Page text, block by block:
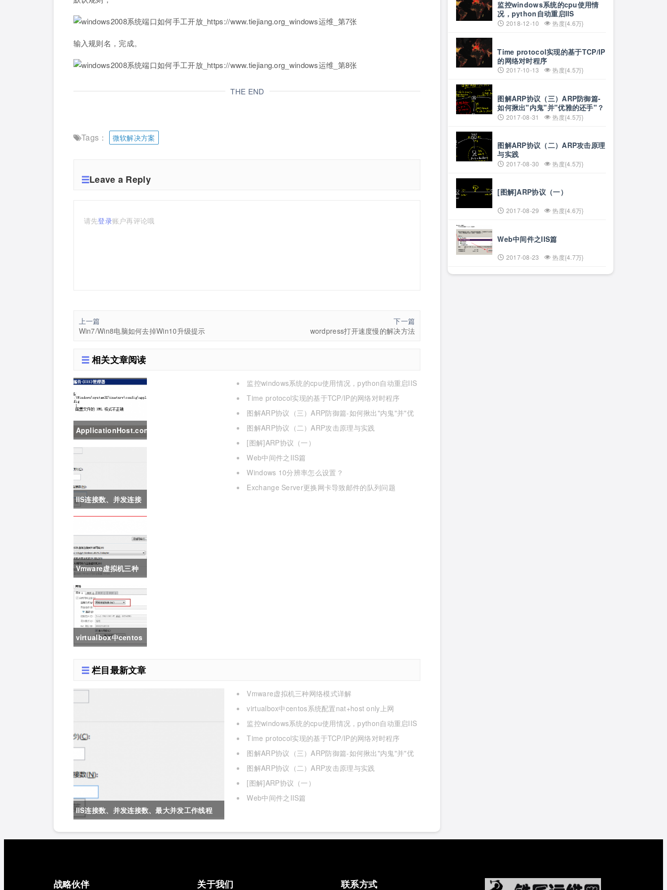
输入规则名，完成。
THE END
Tags： 微软解决方案
Leave a Reply
请先登录账户再评论哦
上一篇
Win7/Win8电脑如何去掉Win10升级提示
下一篇
wordpress打开速度慢的解决方法
相关文章阅读
ApplicationHost.config
文件被破坏导致IIS崩
溃
IIS连接数、并发连接
数、最大并发工作线
程数、应用程序池的
队列长度、应用程序
池的最大工作进程数
详解
Vmware虚拟机三种
网络模式详解
virtualbox中centos
only上网
监控windows系统的cpu使用情况，python自动重启IIS
Time protocol实现的基于TCP/IP的网络对时程序
图解ARP协议（三）ARP防御篇-如何揪出"内鬼"并"优
雅的还手"？
图解ARP协议（二）ARP攻击原理与实践
[图解]ARP协议（一）
Web中间件之IIS篇
Windows 10分辨率怎么设置？
Exchange Server更换网卡导致邮件的队列问题
栏目最新文章
IIS连接数、并发连接数、最大并发工作线程
Vmware虚拟机三种网络模式详解
virtualbox中centos系统配置nat+host only上网
监控windows系统的cpu使用情况，python自动重启IIS
Time protocol实现的基于TCP/IP的网络对时程序
图解ARP协议（三）ARP防御篇-如何揪出"内鬼"并"优
雅的还手"？
图解ARP协议（二）ARP攻击原理与实践
[图解]ARP协议（一）
Web中间件之IIS篇
监控windows系统的cpu使用情
况，python自动重启IIS
2018-12-10 热度{4.6万}
Time protocol实现的基于TCP/IP
的网络对时程序
2017-10-13 热度{4.5万}
图解ARP协议（三）ARP防御篇-
如何揪出"内鬼"并"优雅的还手"？
2017-08-31 热度{4.5万}
图解ARP协议（二）ARP攻击原理
与实践
2017-08-30 热度{4.5万}
[图解]ARP协议（一）
2017-08-29 热度{4.6万}
Web中间件之IIS篇
2017-08-23 热度{4.7万}
战略伙伴 关于我们 联系方式